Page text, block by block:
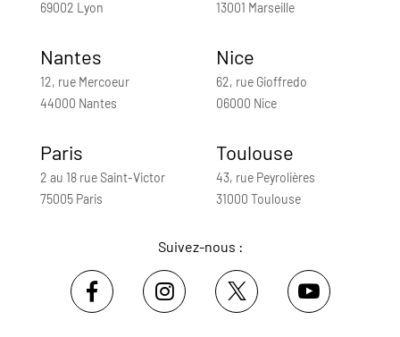
69002 Lyon
13001 Marseille
Nantes
12, rue Mercoeur
44000 Nantes
Nice
62, rue Gioffredo
06000 Nice
Paris
2 au 18 rue Saint-Victor
75005 Paris
Toulouse
43, rue Peyrolières
31000 Toulouse
Suivez-nous :